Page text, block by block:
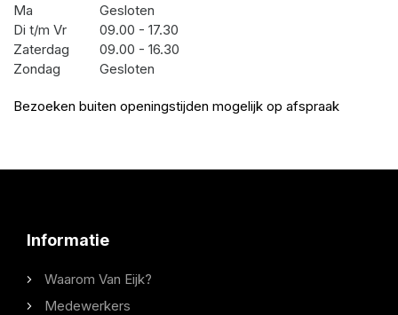
Ma
Gesloten
Di t/m Vr
09.00 - 17.30
Zaterdag
09.00 - 16.30
Zondag
Gesloten
Bezoeken buiten openingstijden mogelijk op afspraak
Informatie
Waarom Van Eijk?
Medewerkers